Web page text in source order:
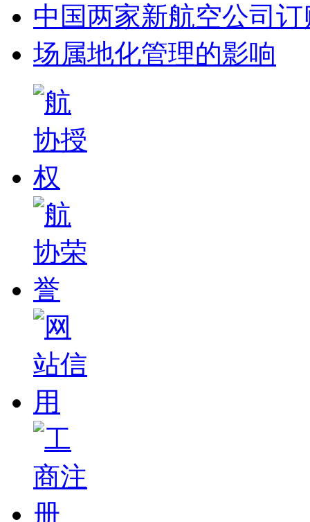
中国两家新航空公司
场属地化管理的影响